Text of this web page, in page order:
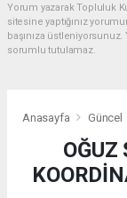
Yorum yazarak Topluluk
sitesine yaptığınız
başınıza
sorumlu tutulamaz.
Anasayfa Güncel
OĞUZ